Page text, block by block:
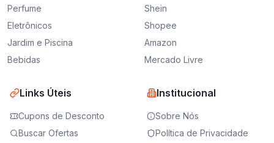
Perfume
Eletrônicos
Jardim e Piscina
Bebidas
Shein
Shopee
Amazon
Mercado Livre
Links Úteis
Cupons de Desconto
Buscar Ofertas
Institucional
Sobre Nós
Política de Privacidade